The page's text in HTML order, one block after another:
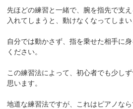
先ほどの練習と一緒で、腕を指先で支
入れてしまうと、動けなくなってしまい
自分では動かさず、指を乗せた相手に
ください。
この練習法によって、初心者でも少し
思います。
地道な練習法ですが、これはピアノな